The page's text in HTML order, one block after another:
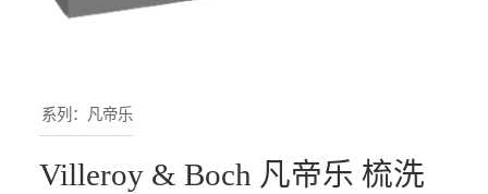
系列：凡帝乐
Villeroy & Boch 凡帝乐 梳洗